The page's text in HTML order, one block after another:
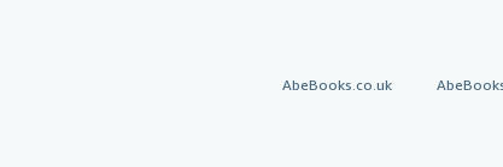
AbeBooks.co.uk